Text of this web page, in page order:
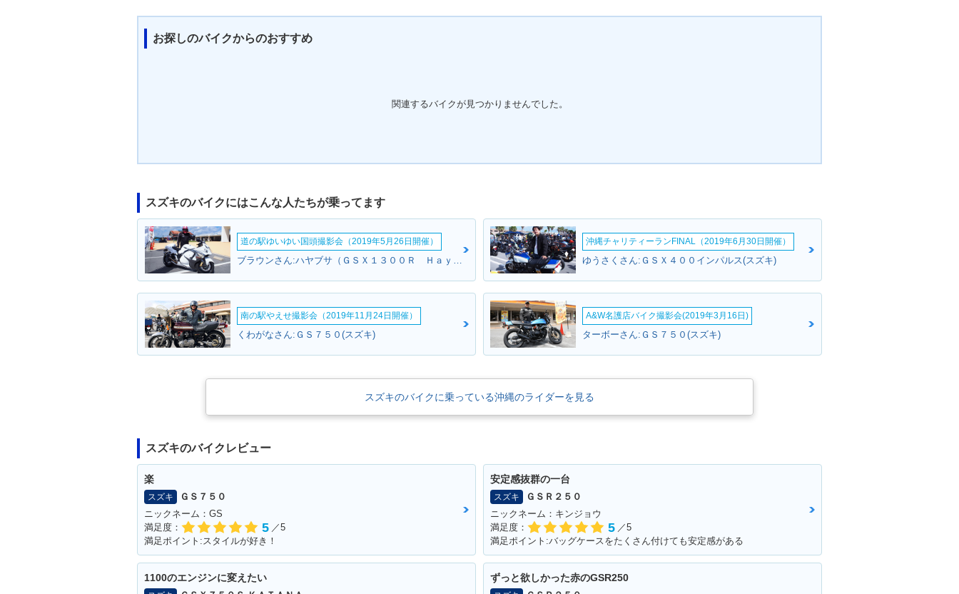
お探しのバイクからのおすすめ
関連するバイクが見つかりませんでした。
スズキのバイクにはこんな人たちが乗ってます
道の駅ゆいゆい国頭撮影会（2019年5月26日開催）
ブラウンさん:ハヤブサ（ＧＳＸ１３００Ｒ Ｈａｙａｂｕｓａ）(スズキ)
沖縄チャリティーランFINAL（2019年6月30日開催）
ゆうさくさん:ＧＳＸ４００インパルス(スズキ)
南の駅やえせ撮影会（2019年11月24日開催）
くわがなさん:ＧＳ７５０(スズキ)
A&W名護店バイク撮影会(2019年3月16日)
ターボーさん:ＧＳ７５０(スズキ)
スズキのバイクに乗っている沖縄のライダーを見る
スズキのバイクレビュー
楽
スズキ
ＧＳ７５０
ニックネーム：GS
満足度：
5 ／5
満足ポイント:スタイルが好き！
安定感抜群の一台
スズキ
ＧＳＲ２５０
ニックネーム：キンジョウ
満足度：
5 ／5
満足ポイント:バッグケースをたくさん付けても安定感がある
1100のエンジンに変えたい ずっと欲しかった赤のGSR250